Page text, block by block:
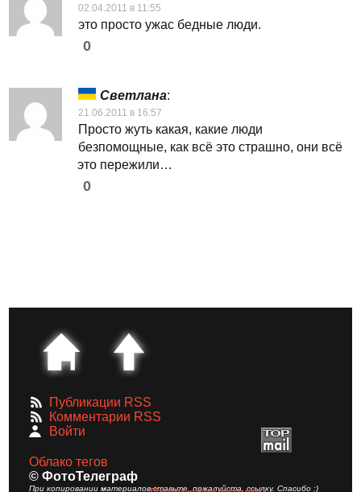
02.04.2011 в 11:55
это просто ужас бедные люди.
0
Светлана:
21.06.2011 в 16:57
Просто жуть какая, какие люди
безпомощные, как всё это страшно, они всё
это пережили…
0
Публикации RSS
Комментарии RSS
Войти
Облако тегов
© ФотоТелеграф
При копировании материалов ставьте, пожалуйста, ссылку. Спасибо :)